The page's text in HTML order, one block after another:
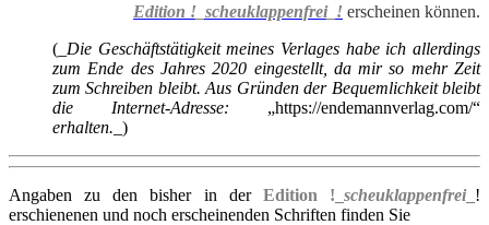
Edition !_scheuklappenfrei_! erscheinen können.
(_ Die Geschäftstätigkeit meines Verlages habe ich allerdings
zum Ende des Jahres 2020 eingestellt, da mir so mehr Zeit
zum Schreiben bleibt. Aus Gründen der Bequemlichkeit bleibt
die Internet-Adresse: „https://endemannverlag.com/“
erhalten. _)
Angaben zu den bisher in der Edition !_scheuklappenfrei_ !
erschienenen und noch erscheinenden Schriften finden Sie